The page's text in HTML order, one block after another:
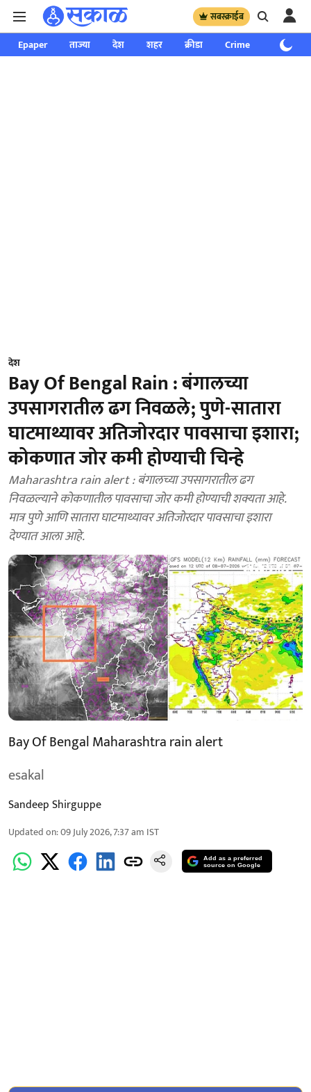
सबस्क्राईब
Epaper ताज्या देश शहर क्रीडा Crime साप्ताहिक
देश
Bay Of Bengal Rain : बंगालच्या
उपसागरातील ढग निवळले; पुणे-सातारा
घाटमाथ्यावर अतिजोरदार पावसाचा इशारा;
कोकणात जोर कमी होण्याची चिन्हे
Maharashtra rain alert : बंगालच्या उपसागरातील ढग
निवळल्याने कोकणातील पावसाचा जोर कमी होण्याची शक्यता आहे.
मात्र पुणे आणि सातारा घाटमाथ्यावर अतिजोरदार पावसाचा इशारा
देण्यात आला आहे.
Bay Of Bengal Maharashtra rain alert
esakal
Sandeep Shirguppe
Updated on:09 July 2026, 7:37 am IST
Add as a preferred
source on Google